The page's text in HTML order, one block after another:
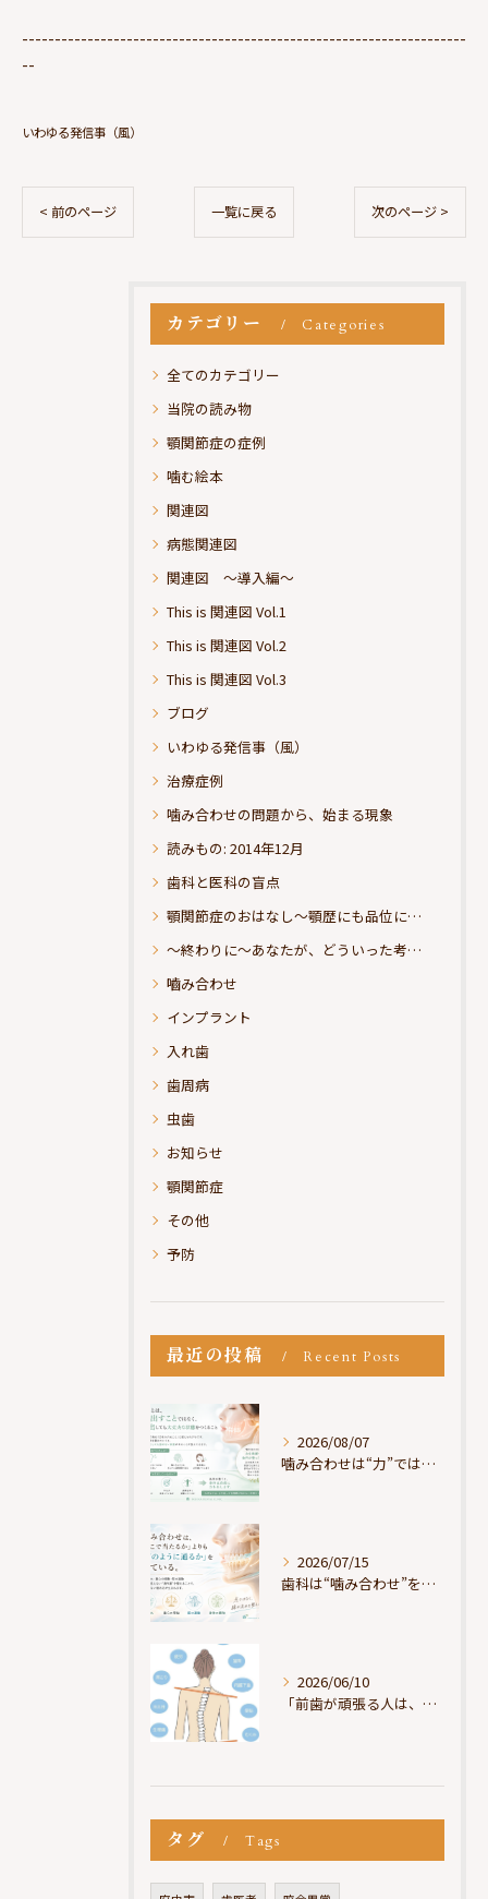
--------------------------------------------------------------------
--
いわゆる発信事（風）
< 前のページ 一覧に戻る 次のページ >
カテゴリー Categories
全てのカテゴリー
当院の読み物
顎関節症の症例
噛む絵本
関連図
病態関連図
関連図 ～導入編～
This is 関連図 Vol.1
This is 関連図 Vol.2
This is 関連図 Vol.3
ブログ
いわゆる発信事（風）
治療症例
噛み合わせの問題から、始まる現象
読みもの: 2014年12月
歯科と医科の盲点
顎関節症のおはなし～顎歴にも品位にこだわりたい
～終わりに～あなたが、どういった考えの治療をお求めになられるのか？
嚙み合わせ
インプラント
入れ歯
歯周病
虫歯
お知らせ
顎関節症
その他
予防
最近の投稿 Recent Posts
2026/08/07
噛み合わせは“力”ではなく“許可”である
2026/07/15
歯科は“噛み合わせ”を見ているが、身体は“通り道”を見ている
2026/06/10
「前歯が頑張る人は、だいたい疲れている」
タグ Tags